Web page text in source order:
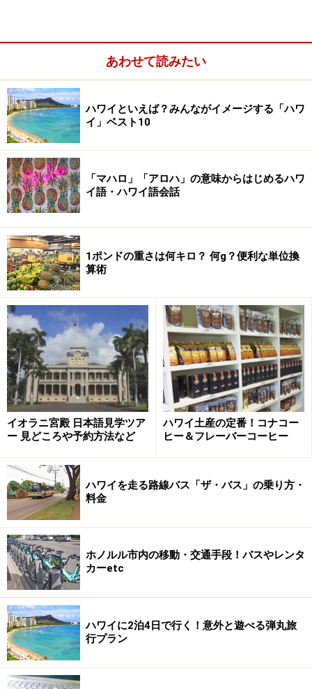
7～9月は、特に日差しが強くなるシーズン。日本より気温は
低いものの、紫外線は2倍以上！
1年を通して気温の変化が少ないハワイですが、大きく
分けて 2つの季節があります。それは、「5～10月の夏」
（乾季）と「 11～4月の冬」（雨季）。夏季の中でも特
に7～9月は日差しが強く、30度を超える暑い日が続きま
すが、日本のようにムシムシすることはなく、サラッと
した貿易風が吹いてとても快適。冬季は、最高気温が25
度を少し超える程度。雨季期となるため、にわか雨が増
えて朝晩冷え込むこともあります。
分を味わうなら、5～10月の夏季に 。日本の初秋のよう
な気候が好みなら、冬季もおすすめです。
ハワイの1年を4つのシーズンに分けて、天候と服装、そ
のシーズンならではの見どころをご紹介しています＞＞
＞ハワイの季節（気候・気温）・祝日・イベント
旅行代金が安い時期はいつか？
お盆や年末年始はワイキキビーチも大混雑
上記の気候シーズンとは別に、年末年始やお盆、ゴール
デンウィークなど、日本の旅行会社が設定する「旅行シ
ーズン」（繁忙期・閑散期）があり、これによってツア
ーの価格が変動します。
閑散期である
月と5月中旬～7月上旬
あわせて読みたい
ハワイといえば？みんながイメージする「ハワ
イ」ベスト10
「マハロ」「アロハ」の意味からはじめるハワ
イ語・ハワイ語会話
1ポンドの重さは何キロ？ 何g？便利な単位換
算術
イオラニ宮殿 日本語見学ツア
ー 見どころや予約方法など
ハワイ土産の定番！コナコー
ヒー＆フレーバーコーヒー
ハワイを走る路線バス「ザ・バス」の乗り方・
料金
ホノルル市内の移動・交通手段！バスやレンタ
カーetc
ハワイに2泊4日で行く！意外と遊べる弾丸旅
行プラン